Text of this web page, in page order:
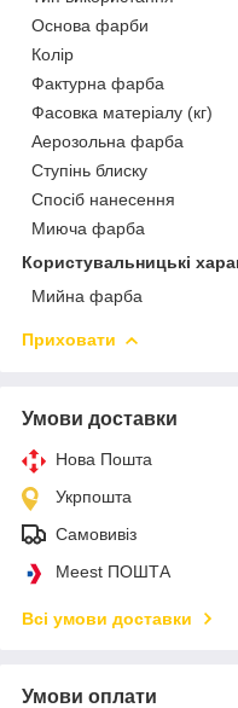
Основа фарби
Колір
Фактурна фарба
Фасовка матеріалу (кг)
Аерозольна фарба
Ступінь блиску
Спосіб нанесення
Миюча фарба
Користувальницькі
Мийна фарба
Приховати
Умови доставки
Нова Пошта
Укрпошта
Самовивіз
Meest ПОШТА
Всі умови доставки
Умови оплати